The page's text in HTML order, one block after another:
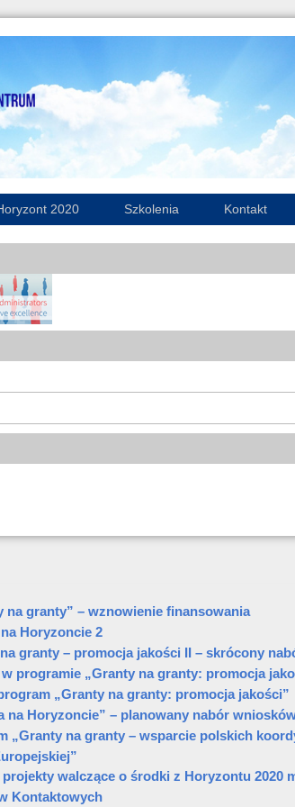
2020 Szkolenia Kontakt
na granty” – wznowienie finansowania
Horyzoncie 2
granty – promocja jakości II – skrócony
w programie „Granty na granty: promocja
„Granty na granty: promocja jakości”
na Horyzoncie” – planowany nabór
„Granty na granty – wsparcie polskich
projekty walczące o środki z Horyzontu 2020
Kontaktowych